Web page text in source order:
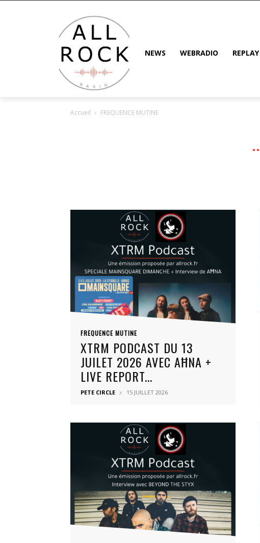
NEWS WEBRADIO REPLAY
Accueil FREQUENCE MUTINE
FREQUENCE MUTINE
XTRM PODCAST DU 13
JUILET 2026 AVEC AĦNA +
LIVE REPORT...
PETE CIRCLE 15 JUILLET 2026